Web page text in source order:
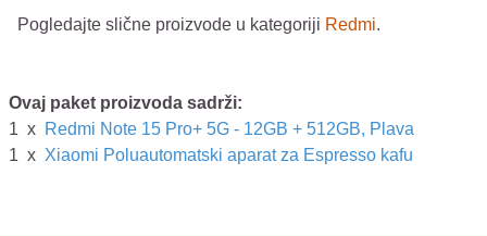
Pogledajte slične proizvode u kategoriji Redmi.
Ovaj paket proizvoda sadrži:
1 x Redmi Note 15 Pro+ 5G - 12GB + 512GB, Plava
1 x Xiaomi Poluautomatski aparat za Espresso kafu